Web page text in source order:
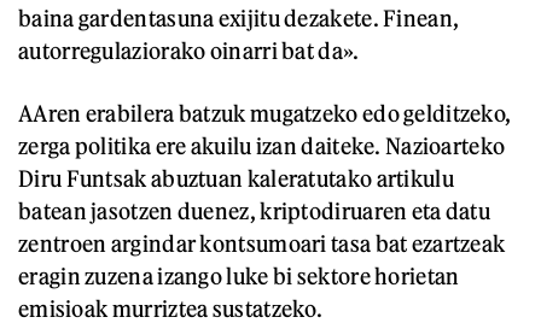
baina gardentasuna exijitu dezakete. Finean,
autorregulaziorako oinarri bat da».
AAren erabilera batzuk mugatzeko edo gelditzeko,
zerga politika ere akuilu izan daiteke. Nazioarteko
Diru Funtsak abuztuan kaleratutako artikulu
batean jasotzen duenez, kriptodiruaren eta datu
zentroen argindar kontsumoari tasa bat ezartzeak
eragin zuzena izango luke bi sektore horietan
emisioak murriztea sustatzeko.